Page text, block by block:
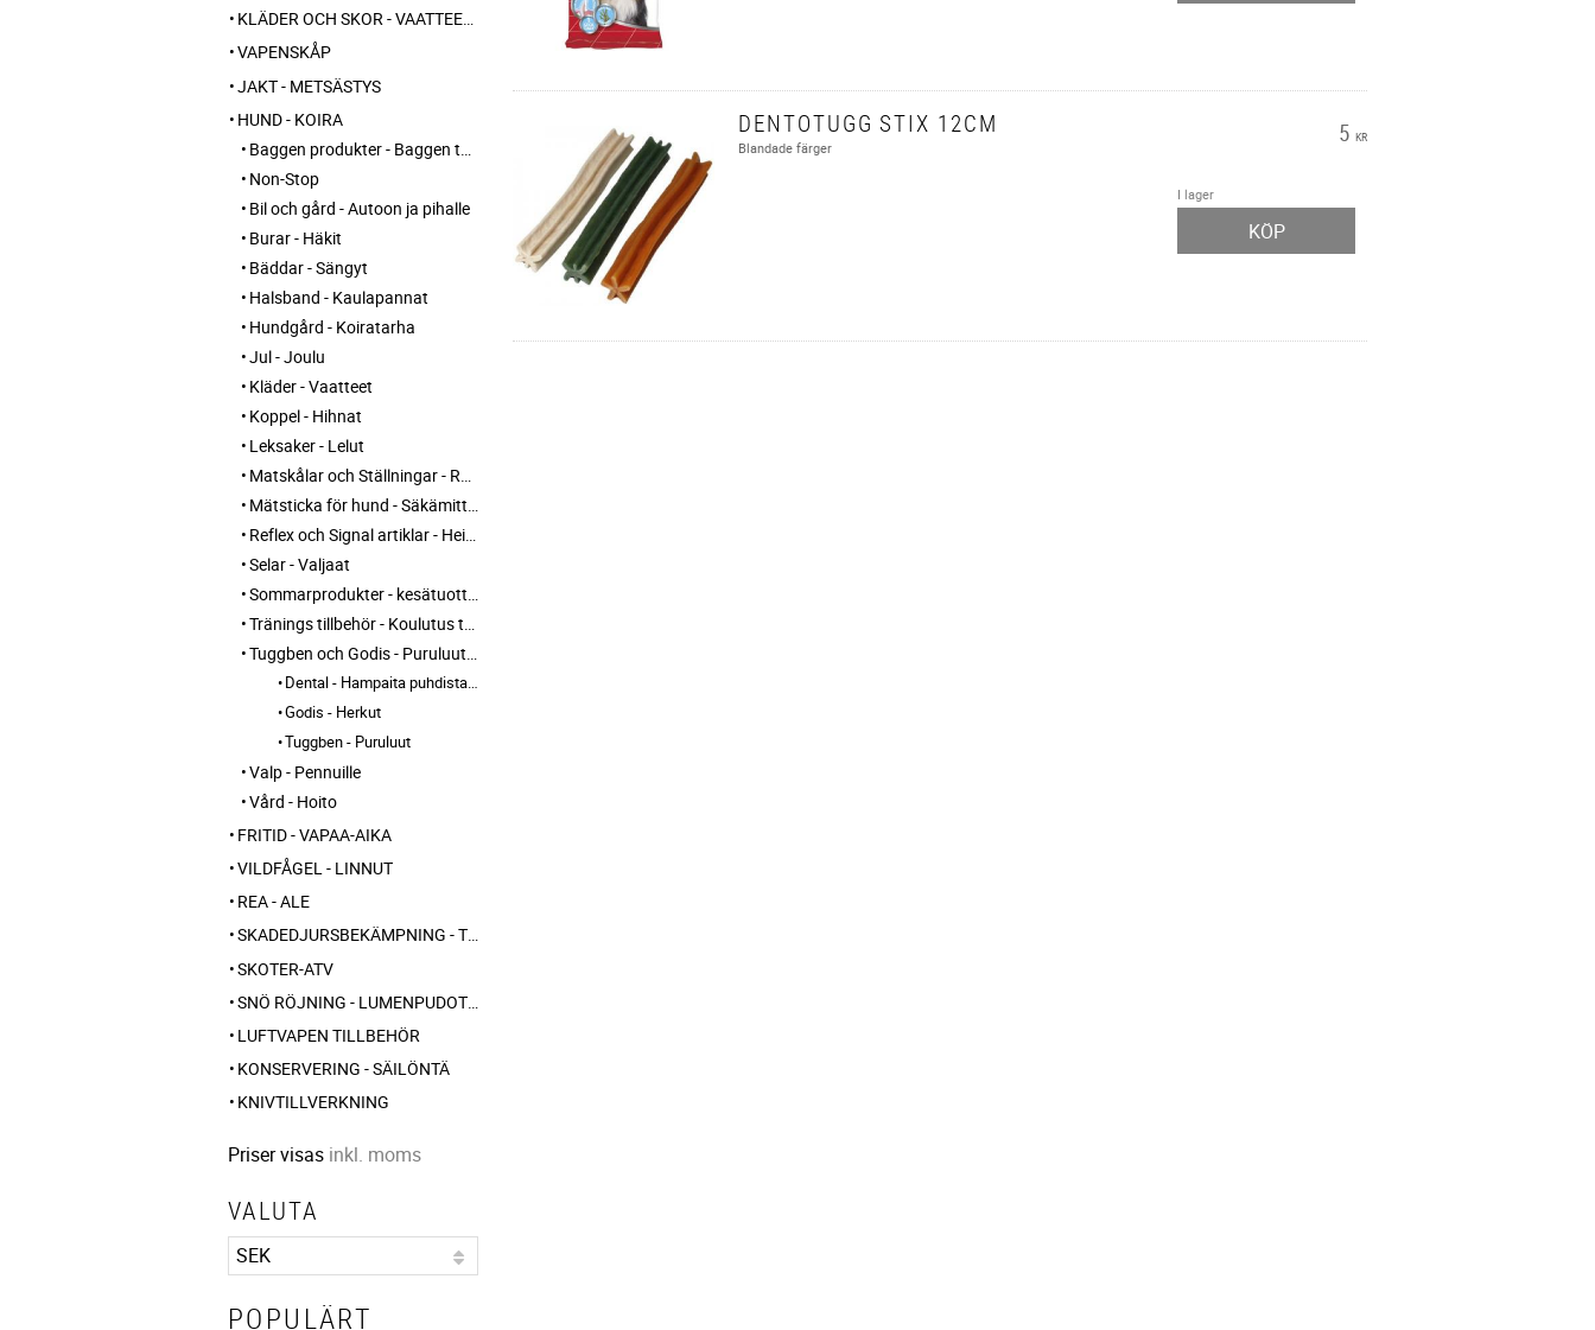
DENTOTUGG STIX 12CM
Blandade färger 5 KR
I lager
KÖP
KLÄDER OCH SKOR - VAATTEET JA KENGÄT
VAPENSKÅP
JAKT - METSÄSTYS
HUND - KOIRA
Baggen produkter - Baggen tuotteet
Non-Stop
Bil och gård - Autoon ja pihalle
Burar - Häkit
Bäddar - Sängyt
Halsband - Kaulapannat
Hundgård - Koiratarha
Jul - Joulu
Kläder - Vaatteet
Koppel - Hihnat
Leksaker - Lelut
Matskålar och Ställningar - Ruokakupit ja telineet
Mätsticka för hund - Säkämittaus
Reflex och Signal artiklar - Heijastin ja huomio tuotteet
Selar - Valjaat
Sommarprodukter - kesätuotteet
Tränings tillbehör - Koulutus tarvikkeet
Tuggben och Godis - Puruluut ja Herkut
Dental - Hampaita puhdistavat
Godis - Herkut
Tuggben - Puruluut
Valp - Pennuille
Vård - Hoito
FRITID - VAPAA-AIKA
VILDFÅGEL - LINNUT
REA - ALE
SKADEDJURSBEKÄMPNING - TUHOLAISTORJUNTA
SKOTER-ATV
SNÖ RÖJNING - LUMENPUDOTUS
LUFTVAPEN TILLBEHÖR
KONSERVERING - SÄILÖNTÄ
KNIVTILLVERKNING
Priser visas inkl. moms
VALUTA
POPULÄRT